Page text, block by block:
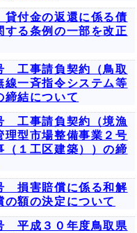
付金の返還に係る債
する条例の一部を改正
工事請負契約（鳥取
線一斉指令システム等
締結について
工事請負契約（境漁
理型市場整備事業２号
（１工区建築））の締
損害賠償に係る和解
の額の決定について
平成３０年度鳥取県